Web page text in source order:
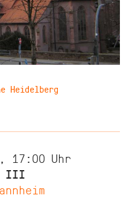
Heidelberg
17:00 Uhr
III